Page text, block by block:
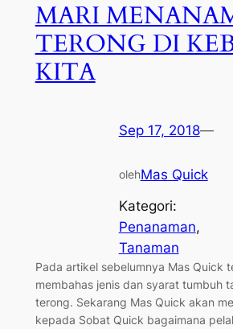
MARI
TERONG DI
KITA
Sep 17, 2018—
olehMas Quick
Kategori:
Penanaman
Tanaman
Pada artikel sebelumnya Mas Quick
membahas jenis dan syarat tumbuh
terong. Sekarang Mas Quick akan
kepada Sobat Quick bagaimana